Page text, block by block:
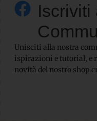
Iscriviti
Unisciti alla nostra
ispirazioni e tutorial, e
novità del nostro shop